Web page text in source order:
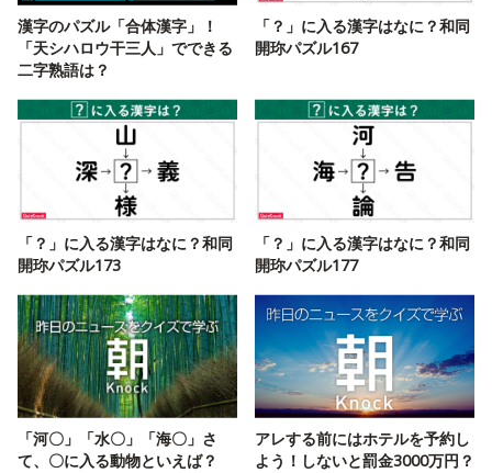
漢字のパズル「合体漢字」！
「天シハロウ干三人」でできる
二字熟語は？
「？」に入る漢字はなに？和同
開珎パズル167
「？」に入る漢字はなに？和同
開珎パズル173
「？」に入る漢字はなに？和同
開珎パズル177
「河〇」「水〇」「海〇」さ
て、〇に入る動物といえば？
アレする前にはホテルを予約し
よう！しないと罰金3000万円？